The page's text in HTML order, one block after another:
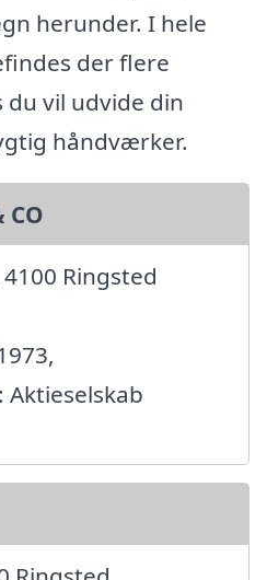
herunder. I hele
der flere
vil udvide din
håndværker.
CO
Ringsted